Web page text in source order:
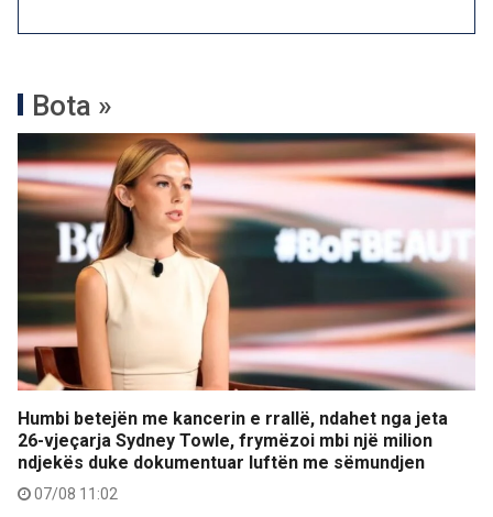
Bota »
Humbi betejën me kancerin e rrallë, ndahet nga jeta
26-vjeçarja Sydney Towle, frymëzoi mbi një milion
ndjekës duke dokumentuar luftën me sëmundjen
07/08 11:02